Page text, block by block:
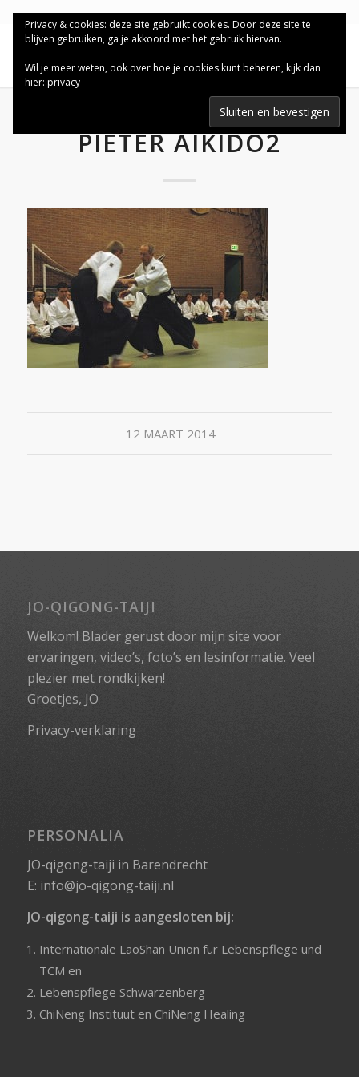
PIETER AIKIDO2
12 MAART 2014
/
JO-QIGONG-TAIJI
Welkom! Blader gerust door mijn site voor
ervaringen, video’s, foto’s en lesinformatie. Veel
plezier met rondkijken!
Groetjes, JO
Privacy-verklaring
PERSONALIA
JO-qigong-taiji in Barendrecht
E: info@jo-qigong-taiji.nl
JO-qigong-taiji is aangesloten bij:
Internationale LaoShan Union für Lebenspflege und
TCM en
Lebenspflege Schwarzenberg
ChiNeng Instituuten ChiNeng Healing
Privacy & cookies: deze site gebruikt cookies. Door deze site te
blijven gebruiken, ga je akkoord met het gebruik hiervan.
Wil je meer weten, ook over hoe je cookies kunt beheren, kijk dan
hier: privacy